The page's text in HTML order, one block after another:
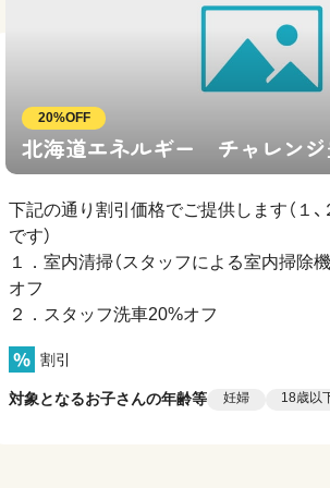
20%OFF
北海道エネルギー チャレンジ
下記の通り割引価格でご提供します（１
です）
１．室内清掃（スタッフによる室内掃除
オフ
２．スタッフ洗車20%オフ
割引
対象となるお子さんの年齢等 妊婦 18歳以